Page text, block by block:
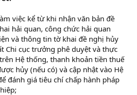
việc kể từ khi nhận văn bản đề
hải quan, công chức hải quan
và thông tin tờ khai đề nghị hủy
Chi cục trưởng phê duyệt và thực
Hệ thống, thanh khoản tiền thuế
hủy (nếu có) và cập nhật vào Hệ
đánh giá tiêu chí chấp hành pháp